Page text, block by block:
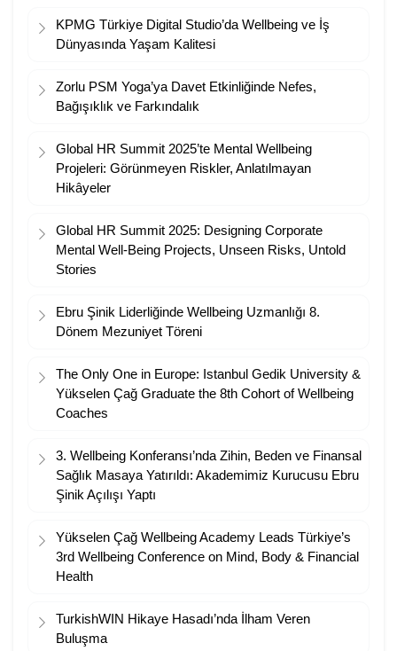
KPMG Türkiye Digital Studio’da Wellbeing ve İş
Dünyasında Yaşam Kalitesi
Zorlu PSM Yoga’ya Davet Etkinliğinde Nefes,
Bağışıklık ve Farkındalık
Global HR Summit 2025’te Mental Wellbeing
Projeleri: Görünmeyen Riskler, Anlatılmayan
Hikâyeler
Global HR Summit 2025: Designing Corporate
Mental Well-Being Projects, Unseen Risks, Untold
Stories
Ebru Şinik Liderliğinde Wellbeing Uzmanlığı 8.
Dönem Mezuniyet Töreni
The Only One in Europe: Istanbul Gedik University &
Yükselen Çağ Graduate the 8th Cohort of Wellbeing
Coaches
3. Wellbeing Konferansı’nda Zihin, Beden ve Finansal
Sağlık Masaya Yatırıldı: Akademimiz Kurucusu Ebru
Şinik Açılışı Yaptı
Yükselen Çağ Wellbeing Academy Leads Türkiye’s
3rd Wellbeing Conference on Mind, Body & Financial
Health
TurkishWIN Hikaye Hasadı’nda İlham Veren
Buluşma